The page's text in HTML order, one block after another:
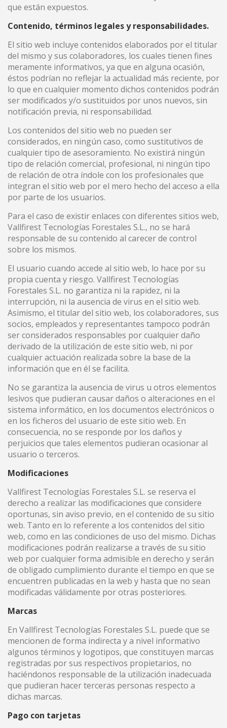
que están expuestos.
Contenido, términos legales y responsabilidades.
El sitio web incluye contenidos elaborados por el titular
del mismo y sus colaboradores, los cuales tienen fines
meramente informativos, ya que en alguna ocasión,
éstos podrían no reflejar la actualidad más reciente, por
lo que en cualquier momento dichos contenidos podrán
ser modificados y/o sustituidos por unos nuevos, sin
notificación previa, ni responsabilidad.
Los contenidos del sitio web no pueden ser
considerados, en ningún caso, como sustitutivos de
cualquier tipo de asesoramiento. No existirá ningún
tipo de relación comercial, profesional, ni ningún tipo
de relación de otra índole con los profesionales que
integran el sitio web por el mero hecho del acceso a ella
por parte de los usuarios.
Para el caso de existir enlaces con diferentes sitios web,
Vallfirest Tecnologías Forestales S.L., no se hará
responsable de su contenido al carecer de control
sobre los mismos.
El usuario cuando accede al sitio web, lo hace por su
propia cuenta y riesgo. Vallfirest Tecnologías
Forestales S.L. no garantiza ni la rapidez, ni la
interrupción, ni la ausencia de virus en el sitio web.
Asimismo, el titular del sitio web, los colaboradores, sus
socios, empleados y representantes tampoco podrán
ser considerados responsables por cualquier daño
derivado de la utilización de este sitio web, ni por
cualquier actuación realizada sobre la base de la
información que en él se facilita.
No se garantiza la ausencia de virus u otros elementos
lesivos que pudieran causar daños o alteraciones en el
sistema informático, en los documentos electrónicos o
en los ficheros del usuario de este sitio web. En
consecuencia, no se responde por los daños y
perjuicios que tales elementos pudieran ocasionar al
usuario o terceros.
Modificaciones
Vallfirest Tecnologías Forestales S.L. se reserva el
derecho a realizar las modificaciones que considere
oportunas, sin aviso previo, en el contenido de su sitio
web. Tanto en lo referente a los contenidos del sitio
web, como en las condiciones de uso del mismo. Dichas
modificaciones podrán realizarse a través de su sitio
web por cualquier forma admisible en derecho y serán
de obligado cumplimiento durante el tiempo en que se
encuentren publicadas en la web y hasta que no sean
modificadas válidamente por otras posteriores.
Marcas
En Vallfirest Tecnologías Forestales S.L. puede que se
mencionen de forma indirecta y a nivel informativo
algunos términos y logotipos, que constituyen marcas
registradas por sus respectivos propietarios, no
haciéndonos responsable de la utilización inadecuada
que pudieran hacer terceras personas respecto a
dichas marcas.
Pago con tarjetas